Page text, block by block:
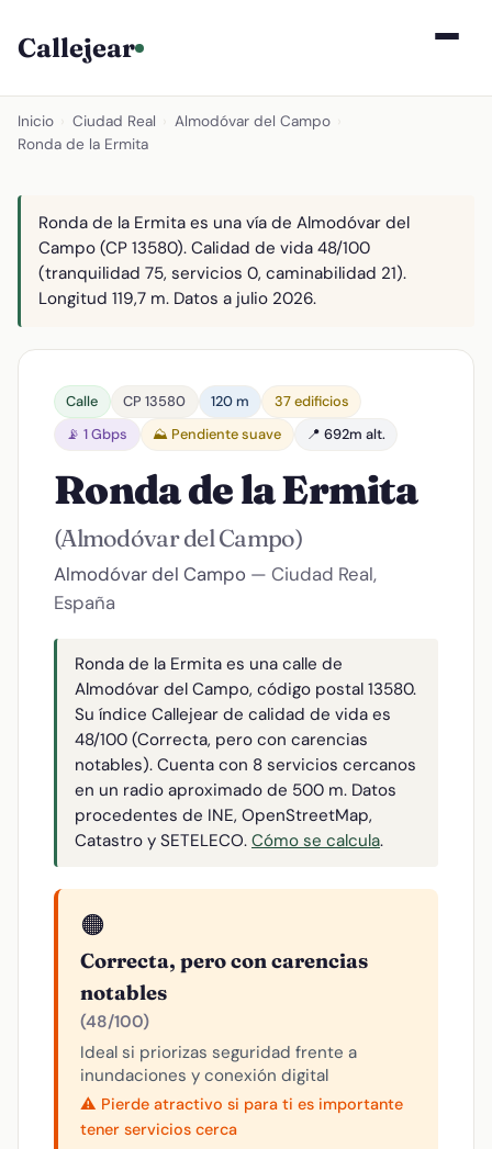
Callejear
Inicio Ciudad Real Almodóvar del Campo
Ronda de la Ermita
Ronda de la Ermita es una vía de Almodóvar del
Campo (CP 13580). Calidad de vida 48/100
(tranquilidad 75, servicios 0, caminabilidad 21).
Longitud 119,7 m. Datos a julio 2026.
Calle CP 13580 120 m
37 edificios
📡 1 Gbps
⛰️ Pendiente suave 📍 692m alt.
Ronda de la Ermita
(Almodóvar del Campo)
Almodóvar del Campo — Ciudad Real,
España
Ronda de la Ermita es una calle de
Almodóvar del Campo, código postal 13580.
Su índice Callejear de calidad de vida es
48/100 (Correcta, pero con carencias
notables). Cuenta con 8 servicios cercanos
en un radio aproximado de 500 m. Datos
procedentes de INE, OpenStreetMap,
Catastro y SETELECO. Cómo se calcula.
🟠
Correcta, pero con carencias
notables
(48/100)
Ideal si priorizas seguridad frente a
inundaciones y conexión digital
⚠️ Pierde atractivo si para ti es importante
tener servicios cerca